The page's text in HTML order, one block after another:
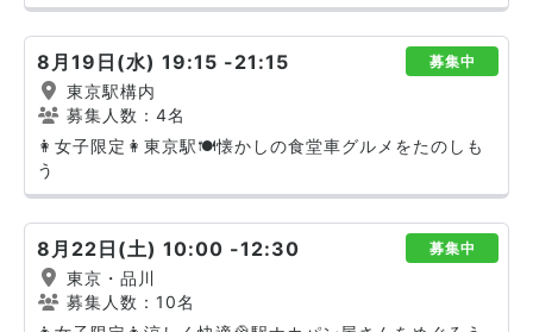
8月19日(水) 19:15 -21:15 募集中
東京駅構内
募集人数：4名
👩女子限定👩東京駅🍽️懐かしの食堂車グルメをたのしも
う
8月22日(土) 10:00 -12:30 募集中
東京・品川
募集人数：10名